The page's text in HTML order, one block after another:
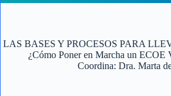
LAS BASES Y PROCESOS PARA
¿Cómo Poner en Marcha un ECOE
Coordina: Dra. Marta